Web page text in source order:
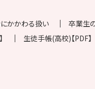
かかわる扱い
卒業生
生徒手帳(高校)【PDF】